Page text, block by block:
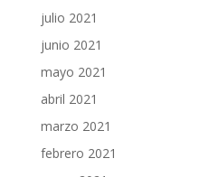
julio 2021
junio 2021
mayo 2021
abril 2021
marzo 2021
febrero 2021